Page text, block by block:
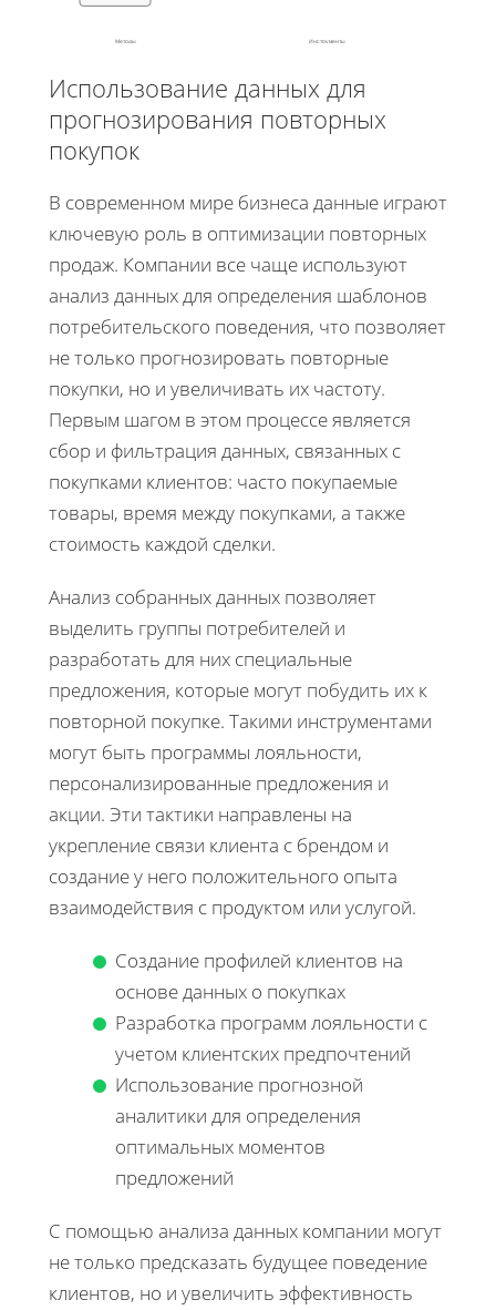
Методы Инструменты
Использование данных для
прогнозирования повторных
покупок
В современном мире бизнеса данные играют
ключевую роль в оптимизации повторных
продаж. Компании все чаще используют
анализ данных для определения шаблонов
потребительского поведения, что позволяет
не только прогнозировать повторные
покупки, но и увеличивать их частоту.
Первым шагом в этом процессе является
сбор и фильтрация данных, связанных с
покупками клиентов: часто покупаемые
товары, время между покупками, а также
стоимость каждой сделки.
Анализ собранных данных позволяет
выделить группы потребителей и
разработать для них специальные
предложения, которые могут побудить их к
повторной покупке. Такими инструментами
могут быть программы лояльности,
персонализированные предложения и
акции. Эти тактики направлены на
укрепление связи клиента с брендом и
создание у него положительного опыта
взаимодействия с продуктом или услугой.
Создание профилей клиентов на
основе данных о покупках
Разработка программ лояльности с
учетом клиентских предпочтений
Использование прогнозной
аналитики для определения
оптимальных моментов
предложений
С помощью анализа данных компании могут
не только предсказать будущее поведение
клиентов, но и увеличить эффективность